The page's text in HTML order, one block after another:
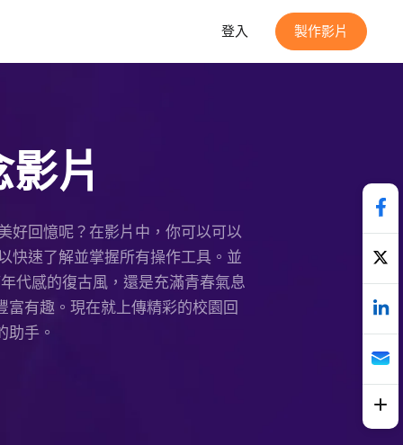
登入 製作影片
片
好回憶呢？在影片中，你可以可以
快速了解並掌握所有操作工具。並
代感的復古風，還是充滿青春氣息
有趣。現在就上傳精彩的校園回
助手。